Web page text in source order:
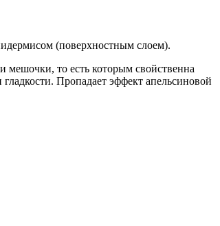
(поверхностным слоем).
мешочки, то есть которым свойственна
Пропадает эффект апельсиновой